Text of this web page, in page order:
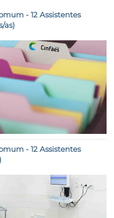
- 12 Assistentes
as)
- 12 Assistentes